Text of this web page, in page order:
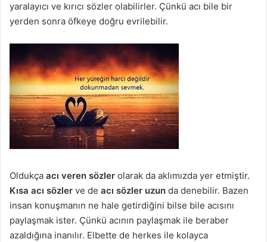
yaralayıcı ve kırıcı sözler olabilirler. Çünkü acı bile bir
yerden sonra öfkeye doğru evrilebilir.
Oldukça acı veren sözler olarak da aklımızda yer etmiştir.
Kısa acı sözler ve de acı sözler uzun da denebilir. Bazen
insan konuşmanın ne hale getirdiğini bilse bile acısını
paylaşmak ister. Çünkü acının paylaşmak ile beraber
azaldığına inanılır. Elbette de herkes ile kolayca